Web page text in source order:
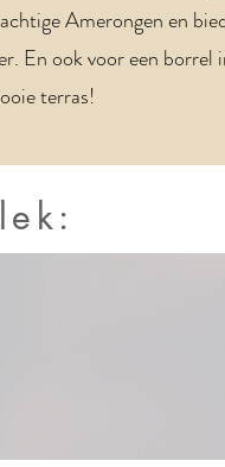
Amerongen en
En ook voor een borrel
terras!